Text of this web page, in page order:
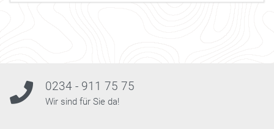
0234 - 911 75 75
Wir sind für Sie da!